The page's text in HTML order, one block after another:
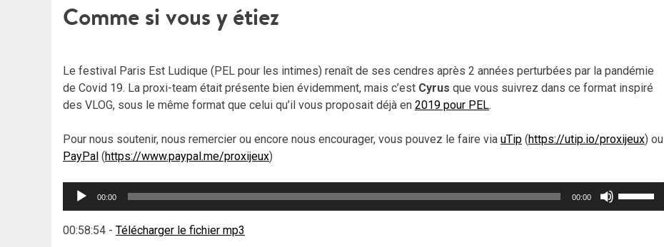
Comme si vous y étiez
Le festival Paris Est Ludique (PEL pour les intimes) renaît de ses cendres après 2 années perturbées par la pandémie
de Covid 19. La proxi-team était présente bien évidemment, mais c’est Cyrus que vous suivrez dans ce format inspiré
des VLOG, sous le même format que celui qu’il vous proposait déjà en 2019 pour PEL.
Pour nous soutenir, nous remercier ou encore nous encourager, vous pouvez le faire via uTip (https://utip.io/proxijeux) ou
PayPal (https://www.paypal.me/proxijeux)
Lecteur
00:00 00:00
00:58:54 - Télécharger le fichier mp3